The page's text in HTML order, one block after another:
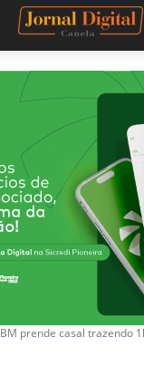
BM prende casal trazendo